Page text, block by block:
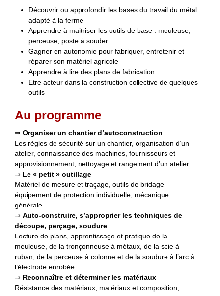
Découvrir ou approfondir les bases du travail du métal
adapté à la ferme
Apprendre à maitriser les outils de base : meuleuse,
perceuse, poste à souder
Gagner en autonomie pour fabriquer, entretenir et
réparer son matériel agricole
Apprendre à lire des plans de fabrication
Etre acteur dans la construction collective de quelques
outils
Au programme
⇒ Organiser un chantier d’autoconstruction
Les règles de sécurité sur un chantier, organisation d’un
atelier, connaissance des machines, fournisseurs et
approvisionnement, nettoyage et rangement d’un atelier.
⇒ Le « petit » outillage
Matériel de mesure et traçage, outils de bridage,
équipement de protection individuelle, mécanique
générale…
⇒ Auto-construire, s’approprier les techniques de
découpe, perçage, soudure
Lecture de plans, apprentissage et pratique de la
meuleuse, de la tronçonneuse à métaux, de la scie à
ruban, de la perceuse à colonne et de la soudure à l’arc à
l’électrode enrobée.
⇒ Reconnaître et déterminer les matériaux
Résistance des matériaux, matériaux et composition,